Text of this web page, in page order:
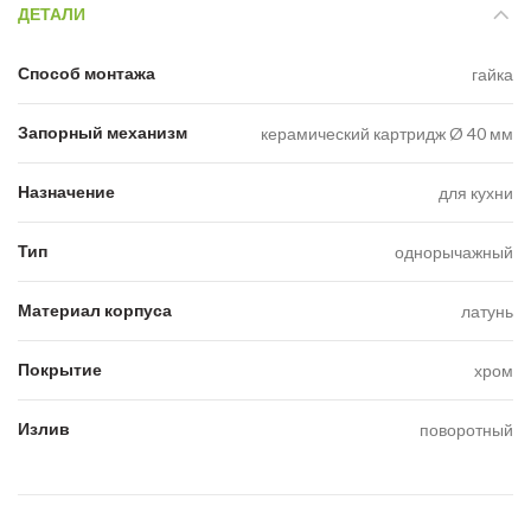
ДЕТАЛИ
Способ монтажа гайка
Запорный механизм керамический картридж Ø 40 мм
Назначение для кухни
Тип однорычажный
Материал корпуса латунь
Покрытие хром
Излив поворотный